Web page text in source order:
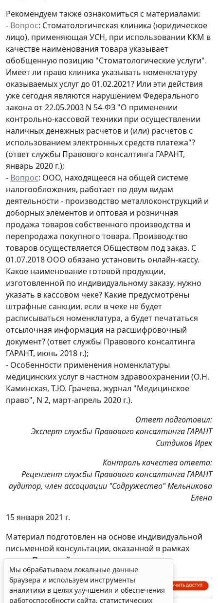
Рекомендуем также ознакомиться с материалами:
- Вопрос: Стоматологическая клиника (юридическое
лицо), применяющая УСН, при использовании ККМ в
качестве наименования товара указывает
обобщенную позицию "Стоматологические услуги".
Имеет ли право клиника указывать номенклатуру
оказываемых услуг до 01.02.2021? Или эти действия
уже сегодня являются нарушением Федерального
закона от 22.05.2003 N 54-ФЗ "О применении
контрольно-кассовой техники при осуществлении
наличных денежных расчетов и (или) расчетов с
использованием электронных средств платежа"?
(ответ службы Правового консалтинга ГАРАНТ,
январь 2020 г.);
- Вопрос: ООО, находящееся на общей системе
налогообложения, работает по двум видам
деятельности - производство металлоконструкций и
доборных элементов и оптовая и розничная
продажа товаров собственного производства и
перепродажа покупного товара. Производство
товаров осуществляется Обществом под заказ. С
01.07.2018 ООО обязано установить онлайн-кассу.
Какое наименование готовой продукции,
изготовленной по индивидуальному заказу, нужно
указать в кассовом чеке? Какие предусмотрены
штрафные санкции, если в чеке не будет
расписываться номенклатура, а будет печататься
отсылочная информация на расшифровочный
документ? (ответ службы Правового консалтинга
ГАРАНТ, июнь 2018 г.);
- Особенности применения номенклатуры
медицинских услуг в частном здравоохранении (О.Н.
Каминская, Т.Ю. Грачева, журнал "Медицинское
право", N 2, март-апрель 2020 г.).
Ответ подготовил:
Эксперт службы Правового консалтинга ГАРАНТ
Ситдиков Ирек
Контроль качества ответа:
Рецензент службы Правового консалтинга ГАРАНТ
аудитор, член ассоциации "Содружество" Мельникова
Елена
15 января 2021 г.
Материал подготовлен на основе индивидуальной
письменной консультации, оказанной в рамках
услуги Правовой консалтинг.
Мы обрабатываем локальные данные
браузера и используем инструменты
аналитики в целях улучшения и обеспечения
работоспособности сайта, статистических